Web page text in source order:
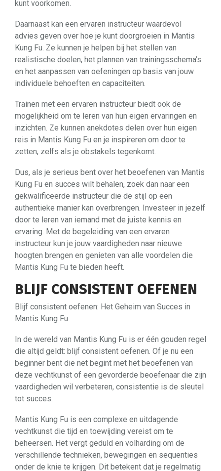
kunt voorkomen.
Daarnaast kan een ervaren instructeur waardevol
advies geven over hoe je kunt doorgroeien in Mantis
Kung Fu. Ze kunnen je helpen bij het stellen van
realistische doelen, het plannen van trainingsschema’s
en het aanpassen van oefeningen op basis van jouw
individuele behoeften en capaciteiten.
Trainen met een ervaren instructeur biedt ook de
mogelijkheid om te leren van hun eigen ervaringen en
inzichten. Ze kunnen anekdotes delen over hun eigen
reis in Mantis Kung Fu en je inspireren om door te
zetten, zelfs als je obstakels tegenkomt.
Dus, als je serieus bent over het beoefenen van Mantis
Kung Fu en succes wilt behalen, zoek dan naar een
gekwalificeerde instructeur die de stijl op een
authentieke manier kan overbrengen. Investeer in jezelf
door te leren van iemand met de juiste kennis en
ervaring. Met de begeleiding van een ervaren
instructeur kun je jouw vaardigheden naar nieuwe
hoogten brengen en genieten van alle voordelen die
Mantis Kung Fu te bieden heeft.
BLIJF CONSISTENT OEFENEN
Blijf consistent oefenen: Het Geheim van Succes in
Mantis Kung Fu
In de wereld van Mantis Kung Fu is er één gouden regel
die altijd geldt: blijf consistent oefenen. Of je nu een
beginner bent die net begint met het beoefenen van
deze vechtkunst of een gevorderde beoefenaar die zijn
vaardigheden wil verbeteren, consistentie is de sleutel
tot succes.
Mantis Kung Fu is een complexe en uitdagende
vechtkunst die tijd en toewijding vereist om te
beheersen. Het vergt geduld en volharding om de
verschillende technieken, bewegingen en sequenties
onder de knie te krijgen. Dit betekent dat je regelmatig